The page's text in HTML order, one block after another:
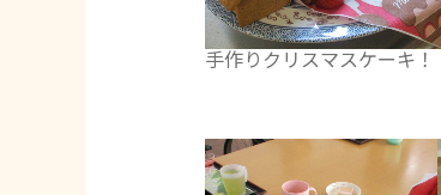
手作りクリスマスケーキ！